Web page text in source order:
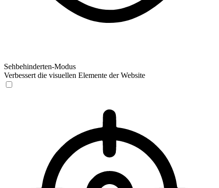
Sehbehinderten-Modus
Verbessert die visuellen Elemente der Website